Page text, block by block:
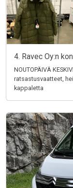
4. Ravec Oy:n
NOUTOPÄIVÄ
ratsastusvaatteet,
kappaletta